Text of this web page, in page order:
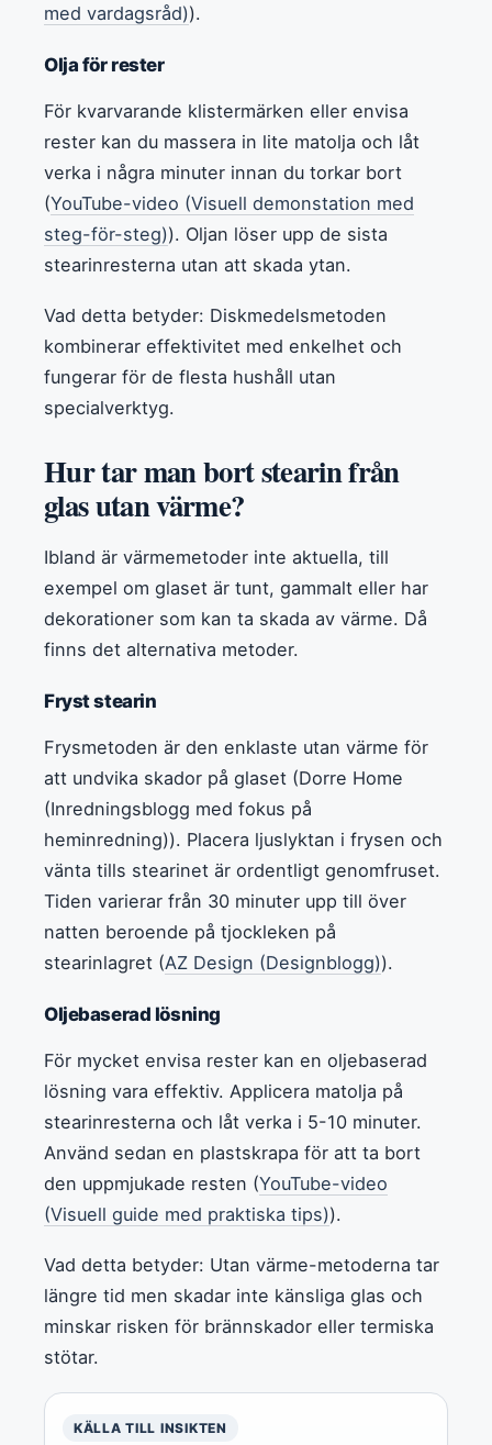
med vardagsråd)).
Olja för rester
För kvarvarande klistermärken eller envisa
rester kan du massera in lite matolja och låt
verka i några minuter innan du torkar bort
(YouTube-video (Visuell demonstation med
steg-för-steg)). Oljan löser upp de sista
stearinresterna utan att skada ytan.
Vad detta betyder: Diskmedelsmetoden
kombinerar effektivitet med enkelhet och
fungerar för de flesta hushåll utan
specialverktyg.
Hur tar man bort stearin från
glas utan värme?
Ibland är värmemetoder inte aktuella, till
exempel om glaset är tunt, gammalt eller har
dekorationer som kan ta skada av värme. Då
finns det alternativa metoder.
Fryst stearin
Frysmetoden är den enklaste utan värme för
att undvika skador på glaset (Dorre Home
(Inredningsblogg med fokus på
heminredning)). Placera ljuslyktan i frysen och
vänta tills stearinet är ordentligt genomfruset.
Tiden varierar från 30 minuter upp till över
natten beroende på tjockleken på
stearinlagret (AZ Design (Designblogg)).
Oljebaserad lösning
För mycket envisa rester kan en oljebaserad
lösning vara effektiv. Applicera matolja på
stearinresterna och låt verka i 5-10 minuter.
Använd sedan en plastskrapa för att ta bort
den uppmjukade resten (YouTube-video
(Visuell guide med praktiska tips)).
Vad detta betyder: Utan värme-metoderna tar
längre tid men skadar inte känsliga glas och
minskar risken för brännskador eller termiska
stötar.
KÄLLA TILL INSIKTEN